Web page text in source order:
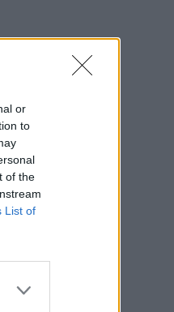
or
to
of the
List of